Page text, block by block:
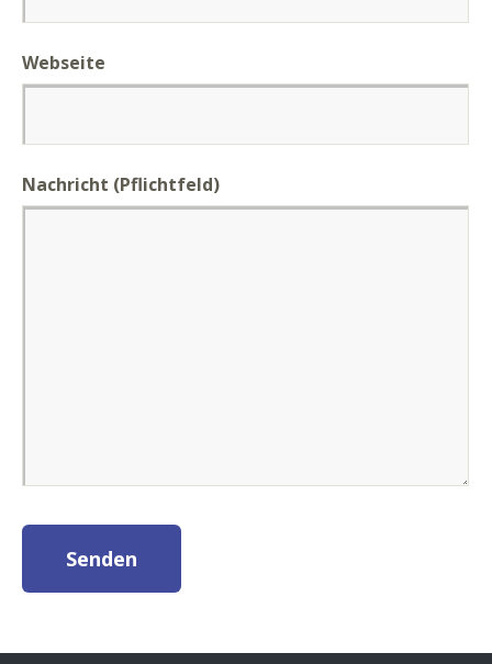
Webseite
Nachricht (Pflichtfeld)